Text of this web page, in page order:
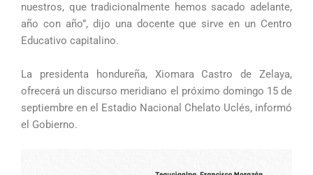
nuestros, que tradicionalmente hemos sacado adelante,
año con año”, dijo una docente que sirve en un Centro
Educativo capitalino.
La presidenta hondureña, Xiomara Castro de Zelaya,
ofrecerá un discurso meridiano el próximo domingo 15 de
septiembre en el Estadio Nacional Chelato Uclés, informó
el Gobierno.